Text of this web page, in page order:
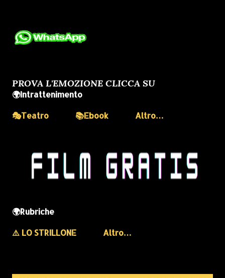
PROVA L'EMOZIONE CLICCA SU
🌍Intrattenimento
🎭Teatro
📚Ebook Altro…
🌍Rubriche
⚠️ LO STRILLONE
Altro…